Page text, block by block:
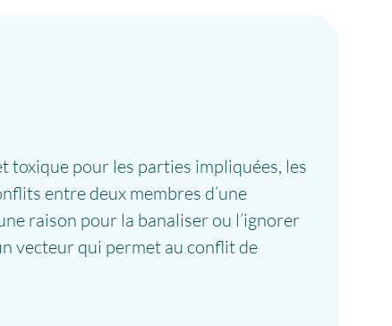
toxique pour les parties impliquées, les
entre deux membres d’une
raison pour la banaliser ou l’ignorer
vecteur qui permet au conflit de